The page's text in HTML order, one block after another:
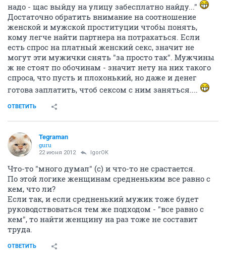
надо - щас выйду на улицу забесплатно найду..."
Достаточно обратить внимание на соотношение
женской и мужской проституции чтобы понять,
кому легче найти партнера на потрахаться. Если
есть спрос на платный женский секс, значит не
могут эти мужички снять "за просто так". Мужчины
ж не стоят по обочинам - значит нету на них такого
спроса, что пусть и плохонький, но даже и денег
готова заплатить, чтоб сексом с ним заняться....
ОТВЕТИТЬ
Tegraman
guru
22 июня 2012 IgorOK
Что-то "много думал" (с) и что-то не срастается.
По этой логике женщинам средненьким все равно с
кем, что ли?
Если так, и если средненький мужик тоже будет
руководствоваться тем же подходом - "все равно с
кем", то найти женщину на раз тоже не составит
труда.
ОТВЕТИТЬ